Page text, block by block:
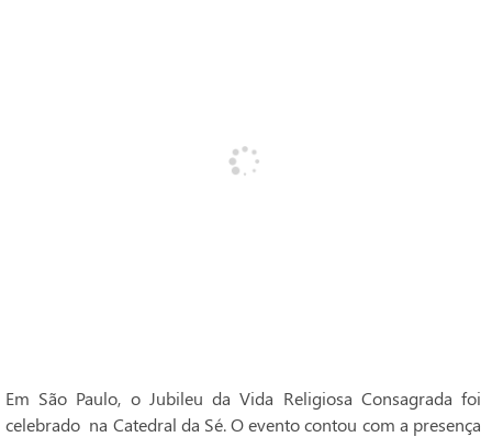
Em São Paulo, o Jubileu da Vida Religiosa Consagrada foi
celebrado na Catedral da Sé. O evento contou com a presença